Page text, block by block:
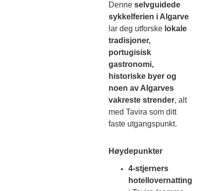
Denne selvguidede
sykkelferien i Algarve
lar deg utforske lokale
tradisjoner,
portugisisk
gastronomi,
historiske byer og
noen av Algarves
vakreste strender, alt
med Tavira som ditt
faste utgangspunkt.
Høydepunkter
4-stjerners
hotellovernatting